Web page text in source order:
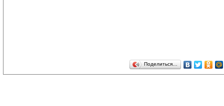
Поделиться…